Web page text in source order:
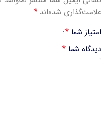
علامت‌گذاری شده‌اند *
امتیاز شما *
دیدگاه شما *